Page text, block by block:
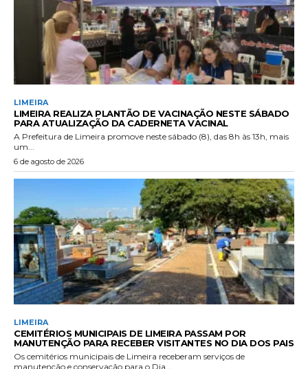
LIMEIRA
LIMEIRA REALIZA PLANTÃO DE VACINAÇÃO NESTE SÁBADO
PARA ATUALIZAÇÃO DA CADERNETA VACINAL
A Prefeitura de Limeira promove neste sábado (8), das 8h às 13h, mais
um...
6 de agosto de 2026
LIMEIRA
CEMITÉRIOS MUNICIPAIS DE LIMEIRA PASSAM POR
MANUTENÇÃO PARA RECEBER VISITANTES NO DIA DOS PAIS
Os cemitérios municipais de Limeira receberam serviços de
manutenção e conservação para o Dia...